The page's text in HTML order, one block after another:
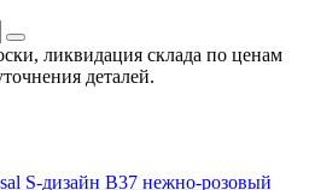
ликвидация склада по ценам
деталей.
S-дизайн В37 нежно-розовый